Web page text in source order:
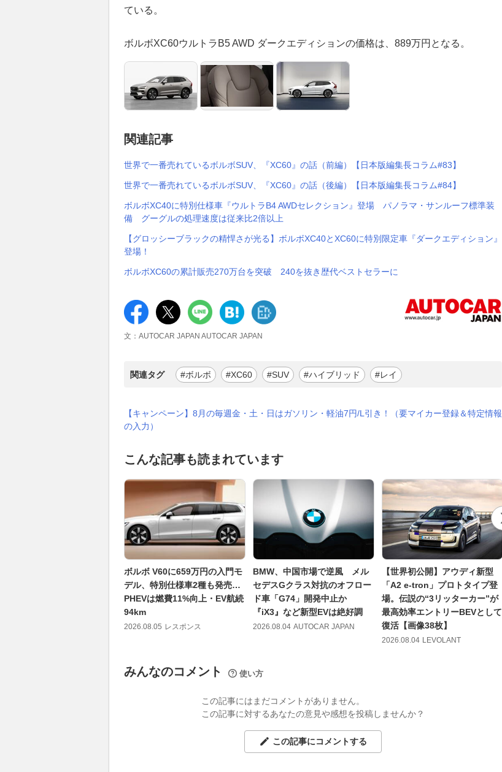
ている。
ボルボXC60ウルトラB5 AWD ダークエディションの価格は、889万円となる。
関連記事
世界で一番売れているボルボSUV、『XC60』の話（前編）【日本版編集長コラム#83】
世界で一番売れているボルボSUV、『XC60』の話（後編）【日本版編集長コラム#84】
ボルボXC40に特別仕様車『ウルトラB4 AWDセレクション』登場 パノラマ・サンルーフ標準装
備 グーグルの処理速度は従来比2倍以上
【グロッシーブラックの精悍さが光る】ボルボXC40とXC60に特別限定車『ダークエディション』
登場！
ボルボXC60の累計販売270万台を突破 240を抜き歴代ベストセラーに
文：AUTOCAR JAPAN AUTOCAR JAPAN
関連タグ #ボルボ #XC60 #SUV #ハイブリッド #レイ
【キャンペーン】8月の毎週金・土・日はガソリン・軽油7円/L引き！（要マイカー登録＆特定情報
の入力）
こんな記事も読まれています
ボルボ V60に659万円の入門モ
デル、特別仕様車2種も発売…
PHEVは燃費11%向上・EV航続
94km
2026.08.05 レスポンス
BMW、中国市場で逆風 メル
セデスGクラス対抗のオフロー
ド車「G74」開発中止か
『iX3』など新型EVは絶好調
2026.08.04 AUTOCAR JAPAN
【世界初公開】アウディ新型
「A2 e-tron」プロトタイプ登
場。伝説の“3リッターカー”が
最高効率エントリーBEVとして
復活【画像38枚】
2026.08.04 LEVOLANT
みんなのコメント 使い方
この記事にはまだコメントがありません。
この記事に対するあなたの意見や感想を投稿しませんか？
この記事にコメントする